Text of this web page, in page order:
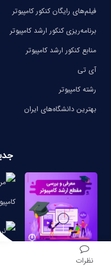
نظرات
فیلم‌های رایگان کنکور کامپیوتر
برنامه‌ریزی کنکور ارشد کامپیوتر
منابع کنکور ارشد کامپیوتر
آی تی
رشته کامپیوتر
بهترین دانشگاه‌های ایران